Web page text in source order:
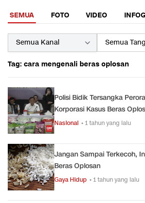
SEMUA FOTO VIDEO
Tag: cara mengenali beras oplosan
Polisi Bidik Tersangka
Korporasi Kasus Beras
Nasional • 1 tahun yang lalu
Jangan Sampai Terkecoh,
Beras Oplosan
Gaya Hidup • 1 tahun yang lalu